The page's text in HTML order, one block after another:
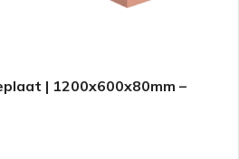
| 1200x600x80mm –